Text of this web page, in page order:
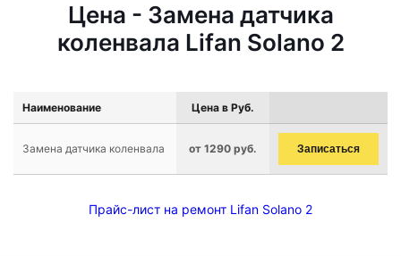
Цена - Замена датчика
коленвала Lifan Solano 2
Наименование Цена в Руб.
Замена датчика коленвала от 1290 руб. Записаться
Прайс-лист на ремонт Lifan Solano 2